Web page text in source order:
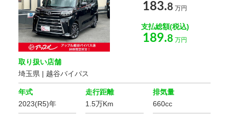
183.8 万円
支払総額(税込)
189.8 万円
取り扱い店舗
埼玉県 | 越谷バイパス
年式
2023(R5)年
走行距離
1.5万Km
排気量
660cc